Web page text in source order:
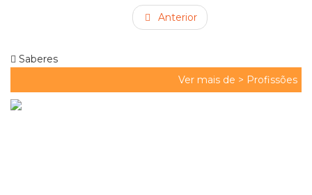
Anterior
Saberes
Ver mais de > Profissões